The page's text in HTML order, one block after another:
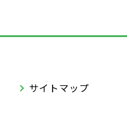
サイトマップ